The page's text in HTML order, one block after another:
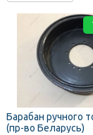
Барабан ручного
(пр-во Беларусь)